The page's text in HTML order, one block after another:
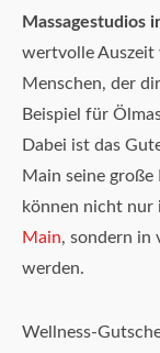
Massagestudios
wertvolle Auszeit
Menschen, der
Beispiel für
Dabei ist das
Main seine
können nicht nur
Main, sondern in
werden.
Wellness-